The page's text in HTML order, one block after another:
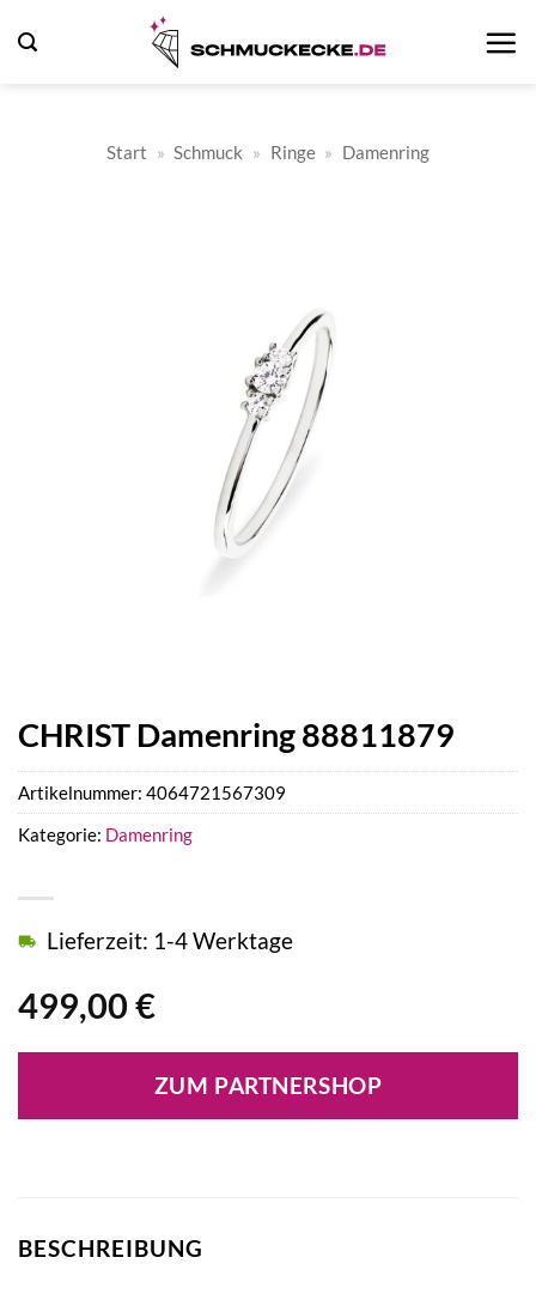
Inhalt
Start » Schmuck » Ringe » Damenring
CHRIST Damenring 88811879
499,00 €
Lieferzeit: 1-4 Werktage
ZUM PARTNERSHOP
Artikelnummer: 4064721567309
Kategorie: Damenring
BESCHREIBUNG